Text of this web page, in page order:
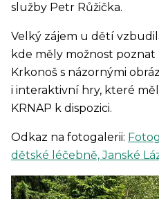
služby Petr Růžička.
Velký zájem u dětí
kde měly možnost poznat
Krkonoš s názornými
i interaktivní hry, které
KRNAP k dispozici.
Odkaz na fotogalerii:
dětské léčebně, Janské